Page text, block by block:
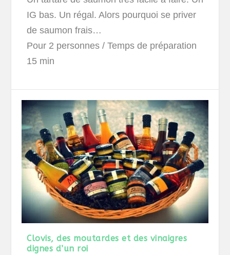
IG bas. Un régal. Alors pourquoi se priver
de saumon frais…
Pour 2 personnes / Temps de préparation
15 min
Clovis, des moutardes et des vinaigres
dignes d’un roi